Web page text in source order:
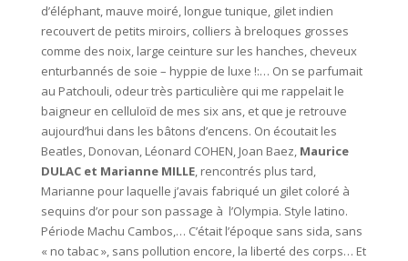
d’éléphant, mauve moiré, longue tunique, gilet indien
recouvert de petits miroirs, colliers à breloques grosses
comme des noix, large ceinture sur les hanches, cheveux
enturbannés de soie – hyppie de luxe !:… On se parfumait
au Patchouli, odeur très particulière qui me rappelait le
baigneur en celluloïd de mes six ans, et que je retrouve
aujourd’hui dans les bâtons d’encens. On écoutait les
Beatles, Donovan, Léonard COHEN, Joan Baez, Maurice
DULAC et Marianne MILLE, rencontrés plus tard,
Marianne pour laquelle j’avais fabriqué un gilet coloré à
sequins d’or pour son passage à l’Olympia. Style latino.
Période Machu Cambos,… C’était l’époque sans sida, sans
« no tabac », sans pollution encore, la liberté des corps… Et